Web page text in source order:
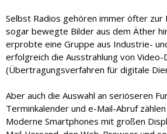
Selbst Radios gehören immer öfter
sogar bewegte Bilder aus dem Äther
erprobte eine Gruppe aus Industrie-
erfolgreich die Ausstrahlung von
(Übertragungsverfahren für digitale
Aber auch die Auswahl an seriöseren
Terminkalender und e-Mail-Abruf
Moderne Smartphones mit großen